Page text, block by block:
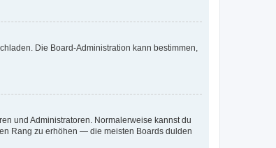
Die Board-Administration kann bestimmen,
und Administratoren. Normalerweise kannst du
Rang zu erhöhen — die meisten Boards dulden